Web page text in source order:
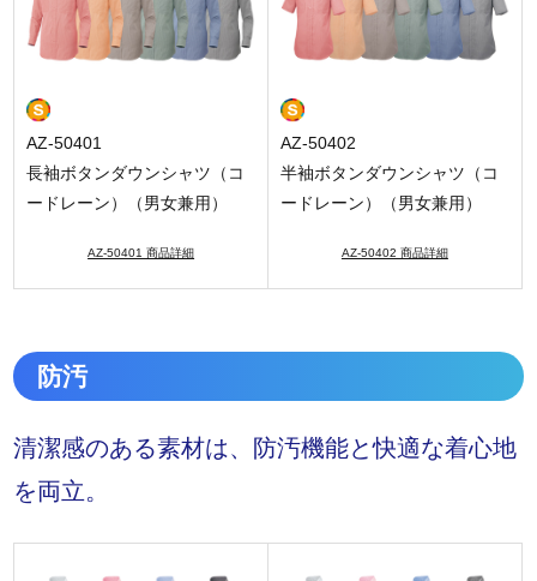
AZ-50401
長袖ボタンダウンシャツ（コ
ードレーン）（男女兼用）
AZ-50401 商品詳細
AZ-50402
半袖ボタンダウンシャツ（コ
ードレーン）（男女兼用）
AZ-50402 商品詳細
防汚
清潔感のある素材は、防汚機能と快適な着心地
を両立。